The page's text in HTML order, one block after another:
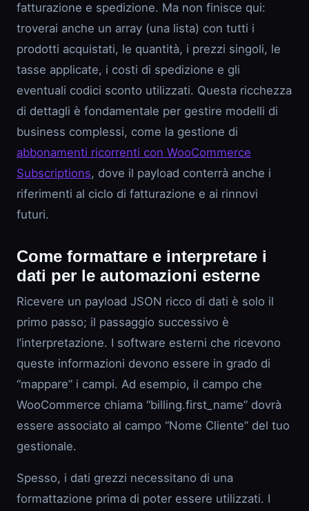
fatturazione e spedizione. Ma non finisce qui:
troverai anche un array (una lista) con tutti i
prodotti acquistati, le quantità, i prezzi singoli, le
tasse applicate, i costi di spedizione e gli
eventuali codici sconto utilizzati. Questa ricchezza
di dettagli è fondamentale per gestire modelli di
business complessi, come la gestione di
abbonamenti ricorrenti con WooCommerce
Subscriptions, dove il payload conterrà anche i
riferimenti al ciclo di fatturazione e ai rinnovi
futuri.
Come formattare e interpretare i
dati per le automazioni esterne
Ricevere un payload JSON ricco di dati è solo il
primo passo; il passaggio successivo è
l’interpretazione. I software esterni che ricevono
queste informazioni devono essere in grado di
“mappare” i campi. Ad esempio, il campo che
WooCommerce chiama “billing.first_name” dovrà
essere associato al campo “Nome Cliente” del tuo
gestionale.
Spesso, i dati grezzi necessitano di una
formattazione prima di poter essere utilizzati. I